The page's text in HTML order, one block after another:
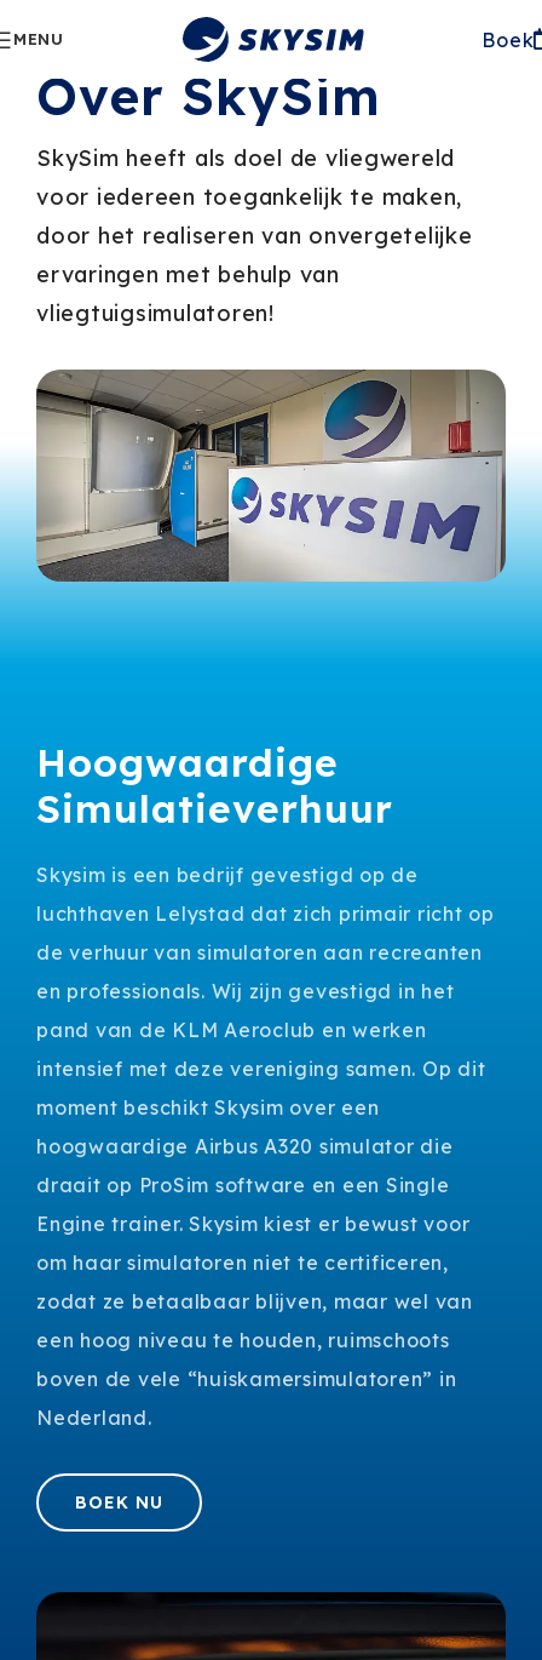
MENU Boek
Over SkySim
SkySim heeft als doel de vliegwereld
voor iedereen toegankelijk te maken,
door het realiseren van onvergetelijke
ervaringen met behulp van
vliegtuigsimulatoren!
Hoogwaardige
Simulatieverhuur
Skysim is een bedrijf gevestigd op de
luchthaven Lelystad dat zich primair richt op
de verhuur van simulatoren aan recreanten
en professionals. Wij zijn gevestigd in het
pand van de KLM Aeroclub en werken
intensief met deze vereniging samen. Op dit
moment beschikt Skysim over een
hoogwaardige Airbus A320 simulator die
draait op ProSim software en een Single
Engine trainer. Skysim kiest er bewust voor
om haar simulatoren niet te certificeren,
zodat ze betaalbaar blijven, maar wel van
een hoog niveau te houden, ruimschoots
boven de vele “huiskamersimulatoren” in
Nederland.
BOEK NU